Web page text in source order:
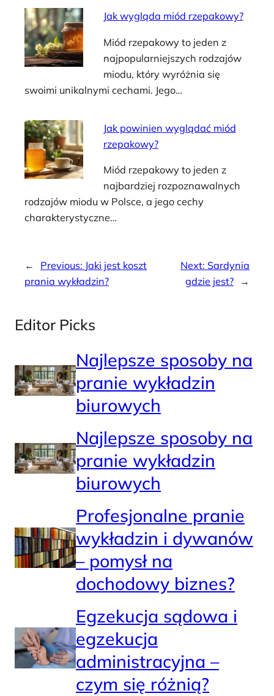
Jak wygląda miód rzepakowy?
Miód rzepakowy to jeden z
najpopularniejszych rodzajów
miodu, który wyróżnia się
swoimi unikalnymi cechami. Jego…
Jak powinien wyglądać miód
rzepakowy?
Miód rzepakowy to jeden z
najbardziej rozpoznawalnych
rodzajów miodu w Polsce, a jego cechy
charakterystyczne…
← Previous: Jaki jest koszt
prania wykładzin?
Next: Sardynia
gdzie jest?
→
Editor Picks
Najlepsze sposoby na
pranie wykładzin
biurowych
Najlepsze sposoby na
pranie wykładzin
biurowych
Profesjonalne pranie
wykładzin i dywanów
– pomysł na
dochodowy biznes?
Egzekucja sądowa i
egzekucja
administracyjna –
czym się różnią?